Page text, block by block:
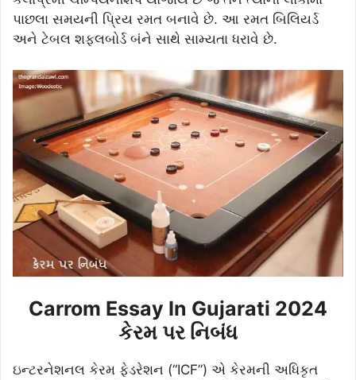
પાછલા સમયની પ્રિય રમત બનાવે છે. આ રમત બિલિયર્ડ
અને ટેબલ શફલબોર્ડ બંને સાથે સામ્યતા ધરાવે છે.
Carrom Essay In Gujarati 2024
કેરમ પર નિબંધ
ઇન્ટરનેશનલ કેરમ ફેડરેશન (“ICF”) એ કેરમની અધિકૃત